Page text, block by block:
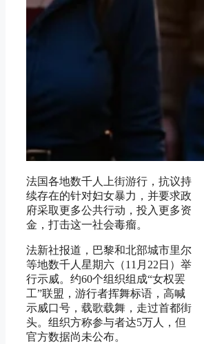
法国各地数千人上街游行，抗议持
续存在的针对妇女暴力，并要求政
府采取更多公共行动，投入更多资
金，打击这一社会毒瘤。
法新社报道，巴黎和北部城市里尔
等地数千人星期六（11月22日）举
行示威。约60个组织组成“女权罢
工”联盟，游行者挥舞标语，高喊
示威口号，载歌载舞，走过首都街
头。组织方称参与者达5万人，但
官方数据尚未公布。